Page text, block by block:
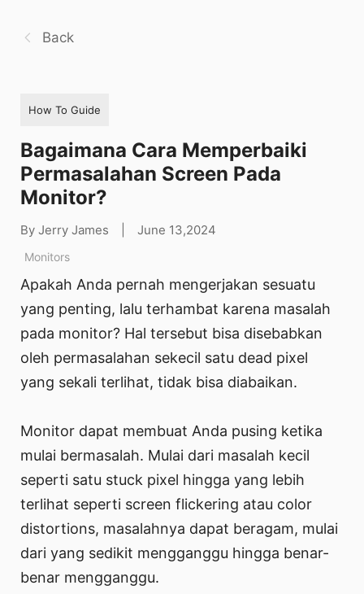
Back
How To Guide
Bagaimana Cara Memperbaiki
Permasalahan Screen Pada
Monitor?
By Jerry James June 13,2024
Monitors
Apakah Anda pernah mengerjakan sesuatu
yang penting, lalu terhambat karena masalah
pada monitor? Hal tersebut bisa disebabkan
oleh permasalahan sekecil satu dead pixel
yang sekali terlihat, tidak bisa diabaikan.
Monitor dapat membuat Anda pusing ketika
mulai bermasalah. Mulai dari masalah kecil
seperti satu stuck pixel hingga yang lebih
terlihat seperti screen flickering atau color
distortions, masalahnya dapat beragam, mulai
dari yang sedikit mengganggu hingga benar-
benar mengganggu.